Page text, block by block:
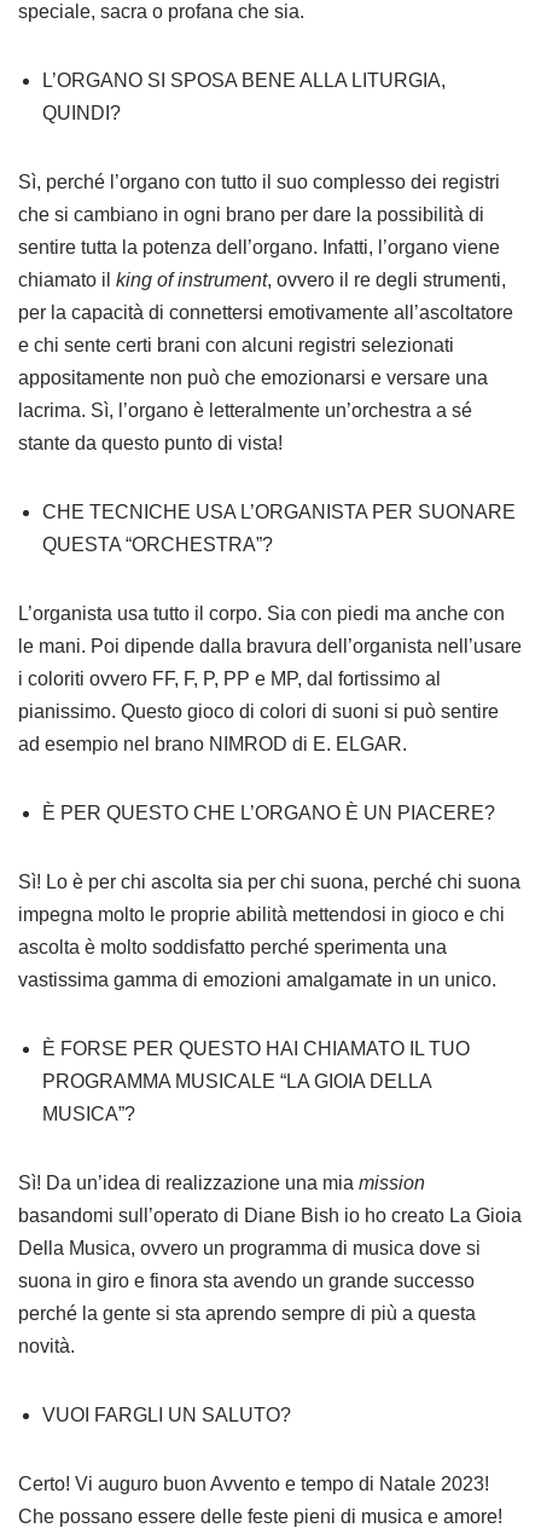
speciale, sacra o profana che sia.
L’ORGANO SI SPOSA BENE ALLA LITURGIA,
QUINDI?
Sì, perché l’organo con tutto il suo complesso dei registri
che si cambiano in ogni brano per dare la possibilità di
sentire tutta la potenza dell’organo. Infatti, l’organo viene
chiamato il king of instrument, ovvero il re degli strumenti,
per la capacità di connettersi emotivamente all’ascoltatore
e chi sente certi brani con alcuni registri selezionati
appositamente non può che emozionarsi e versare una
lacrima. Sì, l’organo è letteralmente un’orchestra a sé
stante da questo punto di vista!
CHE TECNICHE USA L’ORGANISTA PER SUONARE
QUESTA “ORCHESTRA”?
L’organista usa tutto il corpo. Sia con piedi ma anche con
le mani. Poi dipende dalla bravura dell’organista nell’usare
i coloriti ovvero FF, F, P, PP e MP, dal fortissimo al
pianissimo. Questo gioco di colori di suoni si può sentire
ad esempio nel brano NIMROD di E. ELGAR.
È PER QUESTO CHE L’ORGANO È UN PIACERE?
Sì! Lo è per chi ascolta sia per chi suona, perché chi suona
impegna molto le proprie abilità mettendosi in gioco e chi
ascolta è molto soddisfatto perché sperimenta una
vastissima gamma di emozioni amalgamate in un unico.
È FORSE PER QUESTO HAI CHIAMATO IL TUO
PROGRAMMA MUSICALE “LA GIOIA DELLA
MUSICA”?
Sì! Da un’idea di realizzazione una mia mission
basandomi sull’operato di Diane Bish io ho creato La Gioia
Della Musica, ovvero un programma di musica dove si
suona in giro e finora sta avendo un grande successo
perché la gente si sta aprendo sempre di più a questa
novità.
VUOI FARGLI UN SALUTO?
Certo! Vi auguro buon Avvento e tempo di Natale 2023!
Che possano essere delle feste pieni di musica e amore!